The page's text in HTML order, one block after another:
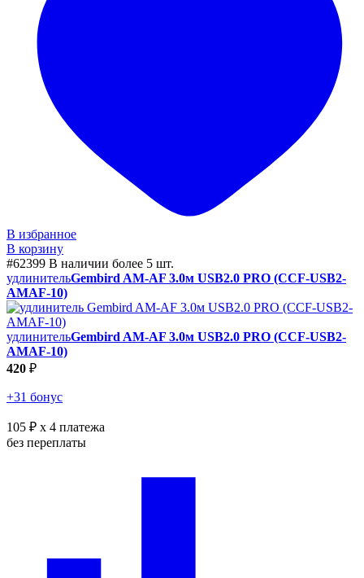
В избранное
В корзину
#62399 В наличии более 5 шт.
удлинительGembird AM-AF 3.0м USB2.0 PRO (CCF-USB2-
AMAF-10)
удлинительGembird AM-AF 3.0м USB2.0 PRO (CCF-USB2-
AMAF-10)
420 ₽
+31 бонус
105 ₽ x 4 платежа
без переплаты